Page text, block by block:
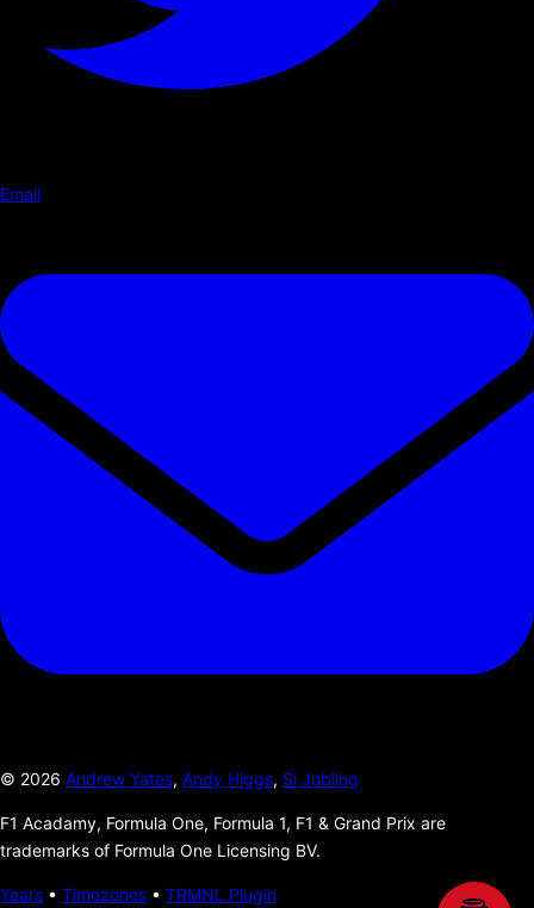
Email
© 2026 Andrew Yates, Andy Higgs, Si Jobling
F1 Acadamy, Formula One, Formula 1, F1 & Grand Prix are
trademarks of Formula One Licensing BV.
Years • Timezones • TRMNL Plugin